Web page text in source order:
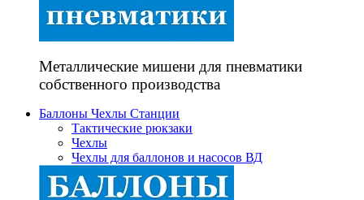
Металлические мишени для пневматики
собственного производства
Баллоны Чехлы Станции
Тактические рюкзаки
Чехлы
Чехлы для баллонов и насосов ВД